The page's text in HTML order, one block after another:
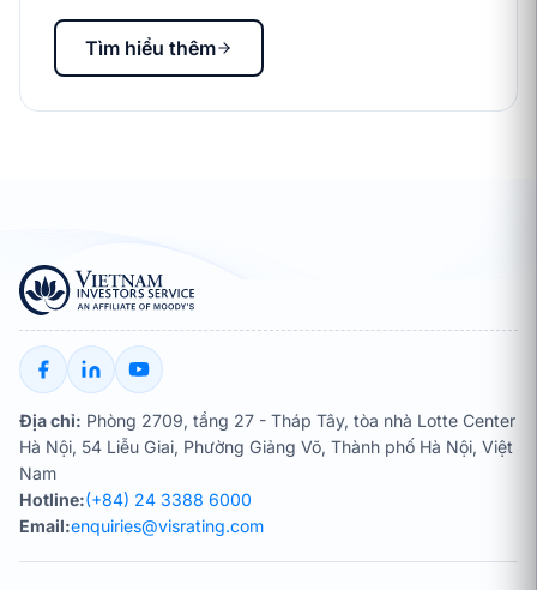
Tìm hiểu thêm
Địa chỉ: Phòng 2709, tầng 27 - Tháp Tây, tòa nhà Lotte Center
Hà Nội, 54 Liễu Giai, Phường Giảng Võ, Thành phố Hà Nội, Việt
Nam
Hotline:(+84) 24 3388 6000
Email:enquiries@visrating.com